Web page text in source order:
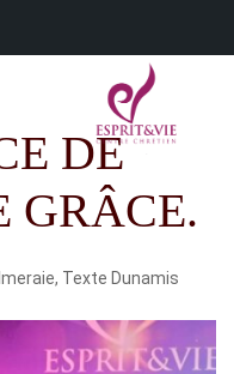
DE
GRÂCE.
, Texte Dunamis